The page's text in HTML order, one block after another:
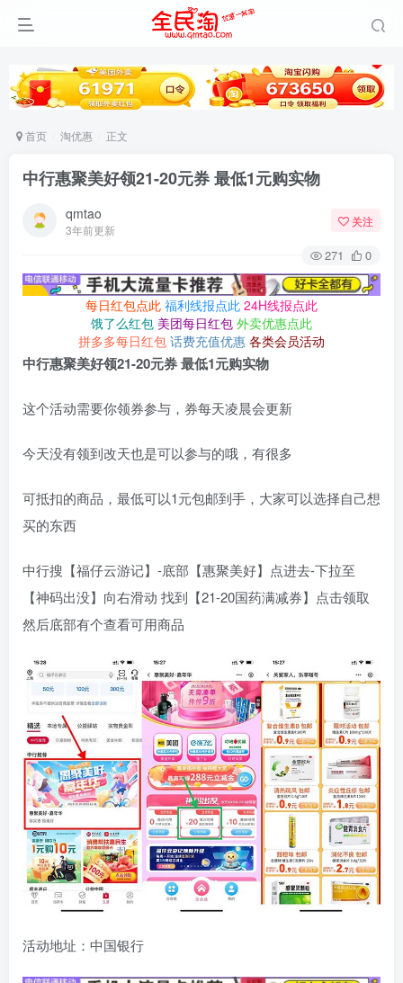
首页 淘优惠 正文
中行惠聚美好领21-20元券 最低1元购实物
qmtao
3年前更新
关注
271 0
每日红包点此 福利线报点此 24H线报点此
饿了么红包 美团每日红包 外卖优惠点此
拼多多每日红包 话费充值优惠 各类会员活动
中行惠聚美好领21-20元券 最低1元购实物
这个活动需要你领券参与，券每天凌晨会更新
今天没有领到改天也是可以参与的哦，有很多
可抵扣的商品，最低可以1元包邮到手，大家可以选择自己想
买的东西
中行搜【福仔云游记】-底部【惠聚美好】点进去-下拉至
【神码出没】向右滑动 找到【21-20国药满减券】点击领取
然后底部有个查看可用商品
活动地址：中国银行